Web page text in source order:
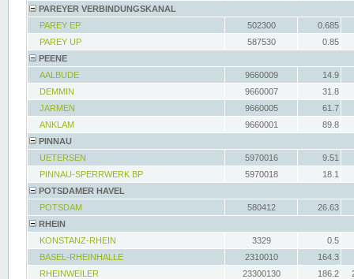
PAREYER VERBINDUNGSKANAL
PAREY EP
502300
0.685
PAREY UP
587530
0.85
PEENE
AALBUDE
9660009
14.9
DEMMIN
9660007
31.8
JARMEN
9660005
61.7
ANKLAM
9660001
89.8
PINNAU
UETERSEN
5970016
9.51
PINNAU-SPERRWERK BP
5970018
18.1
POTSDAMER HAVEL
POTSDAM
580412
26.63
RHEIN
KONSTANZ-RHEIN
3329
0.5
BASEL-RHEINHALLE
2310010
164.3
RHEINWEILER
23300130 186.2